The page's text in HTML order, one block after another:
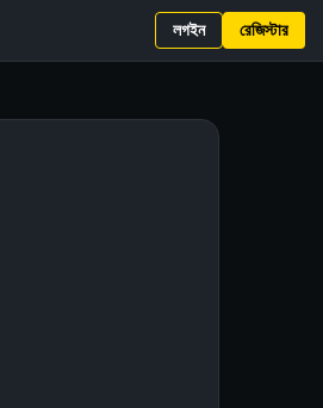
লগইন রেজিস্টার